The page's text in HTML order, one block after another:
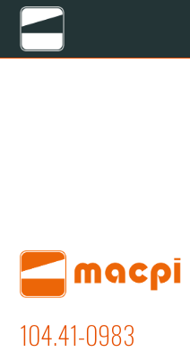
104.41-0983